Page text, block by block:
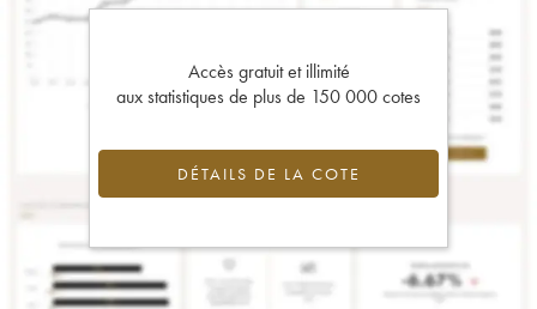
Accès gratuit et illimité
aux statistiques de plus de 150 000 cotes
DÉTAILS DE LA COTE